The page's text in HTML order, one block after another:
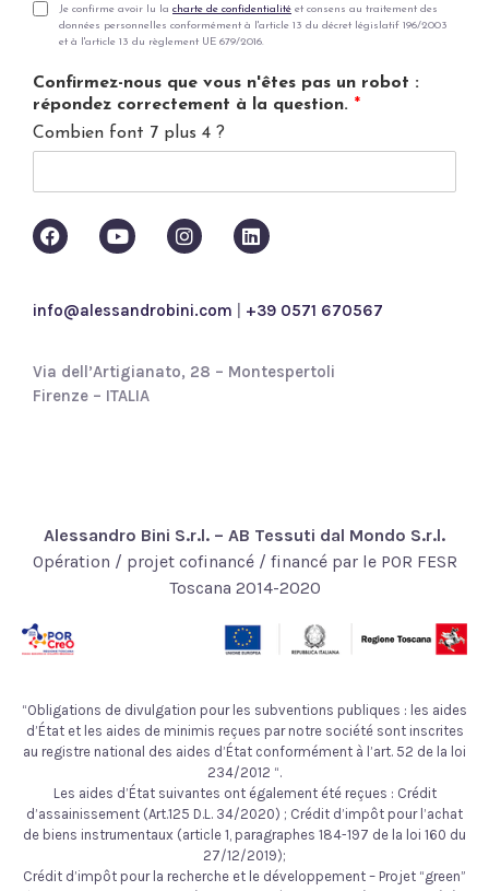
iP
v
a
y
i
c
Je confirme avoir lu la charte de confidentialité et consens au traitement des
données personnelles conformément à l'article 13 du décret législatif 196/2003
et à l'article 13 du règlement UE 679/2016.
Confirmez-nous que vous n'êtes pas un robot :
répondez correctement à la question. *
Combien font 7 plus 4 ?
info@alessandrobini.com +39 0571 670567
Via dell’Artigianato, 28 – Montespertoli
Firenze – ITALIA
Alessandro Bini S.r.l. – AB Tessuti dal Mondo S.r.l.
Opération / projet cofinancé / financé par le POR FESR
Toscana 2014-2020
“Obligations de divulgation pour les subventions publiques : les aides
d’État et les aides de minimis reçues par notre société sont inscrites
au registre national des aides d’État conformément à l’art. 52 de la loi
234/2012 “.
Les aides d’État suivantes ont également été reçues : Crédit
d’assainissement (Art.125 D.L. 34/2020) ; Crédit d’impôt pour l’achat
de biens instrumentaux (article 1, paragraphes 184-197 de la loi 160 du
27/12/2019);
Crédit d’impôt pour la recherche et le développement – Projet “green”